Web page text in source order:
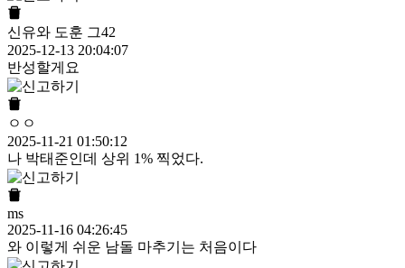
신유와 도훈 그42
2025-12-13 20:04:07
반성할게요
ㅇㅇ
2025-11-21 01:50:12
나 박태준인데 상위 1% 찍었다.
ms
2025-11-16 04:26:45
와 이렇게 쉬운 남돌 마추기는 처음이다